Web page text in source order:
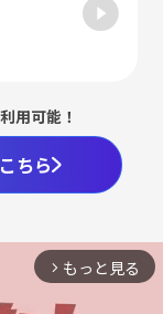
用可能！
ちら
arrow_forward_ios もっと見る